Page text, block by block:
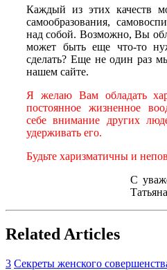
Каждый из этих качеств
самообразования,
над собой. Возможно, Вы
может быть еще что-то
сделать? Еще не один раз
нашем сайте.
Я желаю Вам обладать
постоянное жизненное
себе внимание других
удерживать его.
Будьте харизматичны и
С
Татьяна
Related Articles
3 Секреты женского